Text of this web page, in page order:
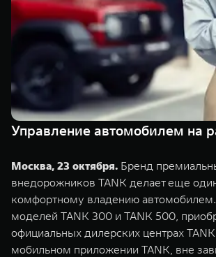
TANK 500
от 6 499 000 ₽
ПОКУПКА АВТОМОБИЛЯ
TANK Финансы
Корпоративным клиентам
TANK ФИНАНСЫ
TANK Кредит
TANK Страхование
Сервис
Специальные предложения
ЦИФРОВЫЕ СЕРВИСЫ TANK
Цифровые сервисы TANK
Управление автомобилем на
Москва, 23 октября. Бренд
внедорожников TANK делает еще
комфортному владению автомобилем.
моделей TANK 300 и TANK 500,
официальных дилерских центрах
мобильном приложении TANK, вне